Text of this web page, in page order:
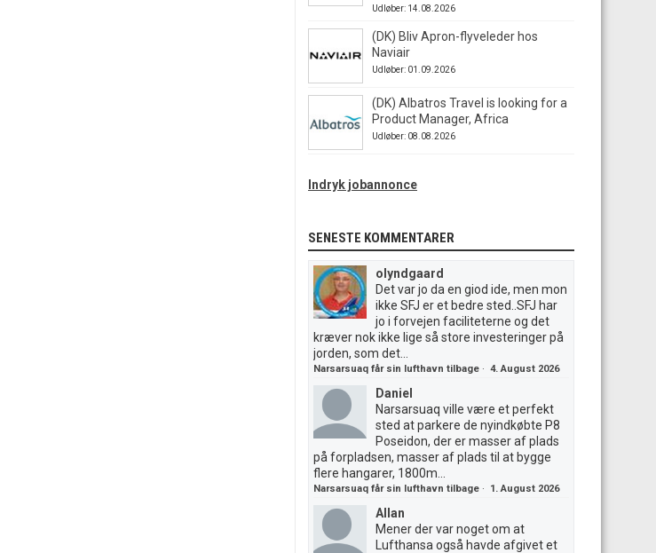
Udløber: 14.08.2026
(DK) Bliv Apron-flyveleder hos
Naviair
Udløber: 01.09.2026
(DK) Albatros Travel is looking for a
Product Manager, Africa
Udløber: 08.08.2026
Indryk jobannonce
SENESTE KOMMENTARER
olyndgaard
Det var jo da en giod ide, men mon
ikke SFJ er et bedre sted..SFJ har
jo i forvejen faciliteterne og det
kræver nok ikke lige så store investeringer på
jorden, som det...
Narsarsuaq får sin lufthavn tilbage · 4. August 2026
Daniel
Narsarsuaq ville være et perfekt
sted at parkere de nyindkøbte P8
Poseidon, der er masser af plads
på forpladsen, masser af plads til at bygge
flere hangarer, 1800m...
Narsarsuaq får sin lufthavn tilbage · 1. August 2026
Allan
Mener der var noget om at
Lufthansa også havde afgivet et